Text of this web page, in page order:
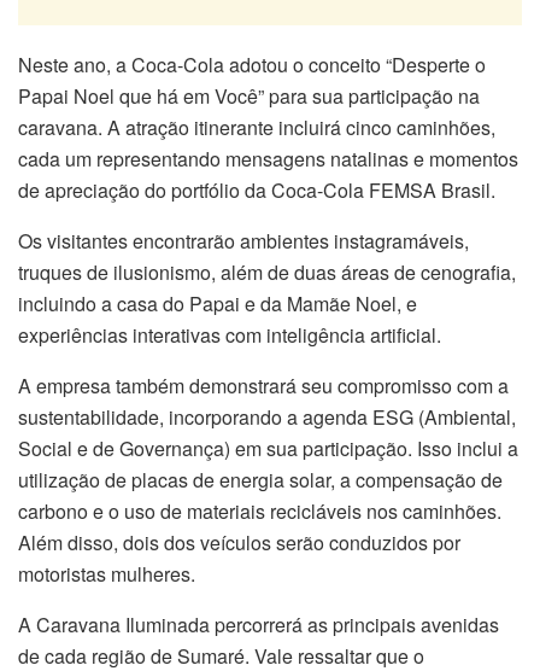
Neste ano, a Coca-Cola adotou o conceito “Desperte o
Papai Noel que há em Você” para sua participação na
caravana. A atração itinerante incluirá cinco caminhões,
cada um representando mensagens natalinas e momentos
de apreciação do portfólio da Coca-Cola FEMSA Brasil.
Os visitantes encontrarão ambientes instagramáveis,
truques de ilusionismo, além de duas áreas de cenografia,
incluindo a casa do Papai e da Mamãe Noel, e
experiências interativas com inteligência artificial.
A empresa também demonstrará seu compromisso com a
sustentabilidade, incorporando a agenda ESG (Ambiental,
Social e de Governança) em sua participação. Isso inclui a
utilização de placas de energia solar, a compensação de
carbono e o uso de materiais recicláveis nos caminhões.
Além disso, dois dos veículos serão conduzidos por
motoristas mulheres.
A Caravana Iluminada percorrerá as principais avenidas
de cada região de Sumaré. Vale ressaltar que o